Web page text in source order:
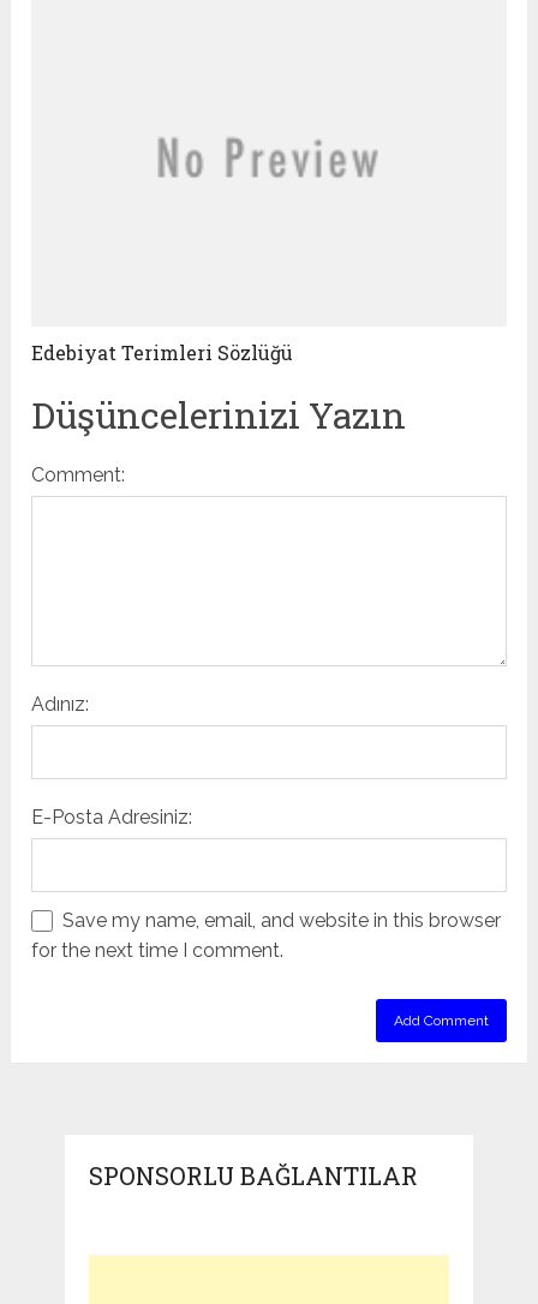
Edebiyat Terimleri Sözlüğü
Düşüncelerinizi Yazın
Comment:
Adınız:
E-Posta Adresiniz:
Save my name, email, and website in this browser
for the next time I comment.
SPONSORLU BAĞLANTILAR